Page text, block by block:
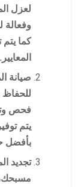
لعزل
وفعالة
كما يتم
المعايير.
صيانة
للحفاظ
فحص
يتم
بأفضل
تجديد